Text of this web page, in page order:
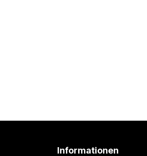
Informationen